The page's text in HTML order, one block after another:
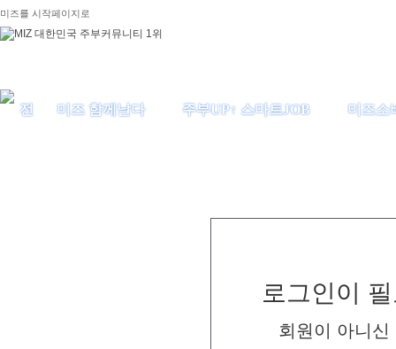
미즈를 시작페이지로
미즈 함께날다 주부UP↑ 스마트JOB 미즈소
로그인이
회원이 아니